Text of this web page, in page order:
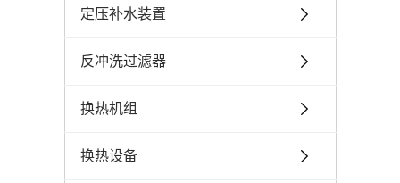
定压补水装置
反冲洗过滤器
换热机组
换热设备